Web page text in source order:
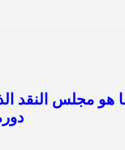
هو مجلس النقد